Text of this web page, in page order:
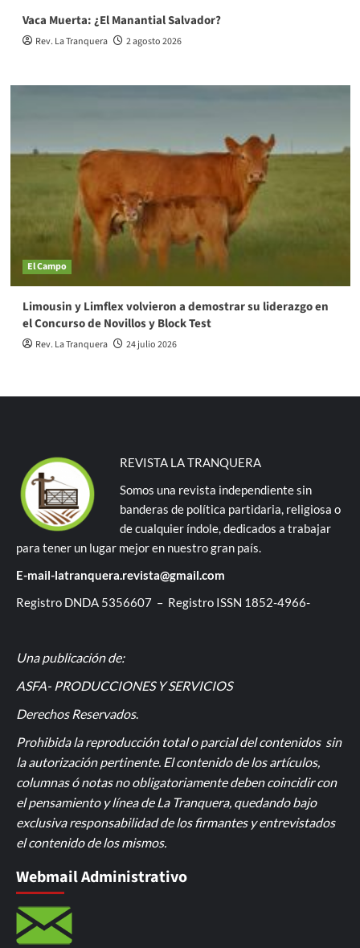
Vaca Muerta: ¿El Manantial Salvador?
Rev. La Tranquera 2 agosto 2026
El Campo
Limousin y Limflex volvieron a demostrar su liderazgo en
el Concurso de Novillos y Block Test
Rev. La Tranquera 24 julio 2026
REVISTA LA TRANQUERA
Somos una revista independiente sin
banderas de política partidaria, religiosa o
de cualquier índole, dedicados a trabajar
para tener un lugar mejor en nuestro gran país.
E-mail-latranquera.revista@gmail.com
Registro DNDA 5356607 – Registro ISSN 1852-4966-
Una publicación de:
ASFA- PRODUCCIONES Y SERVICIOS
Derechos Reservados.
Prohibida la reproducción total o parcial del contenidos sin
la autorización pertinente. El contenido de los artículos,
columnas ó notas no obligatoriamente deben coincidir con
el pensamiento y línea de La Tranquera, quedando bajo
exclusiva responsabilidad de los firmantes y entrevistados
el contenido de los mismos.
Webmail Administrativo